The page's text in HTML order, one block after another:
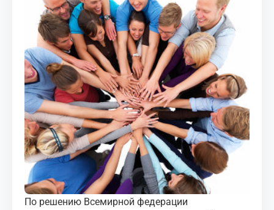
ПЕРСОНАЛИИ
МЕДИА
КОРТЫ
КОНТАКТЫ
UZ-PIN
По решению Всемирной федерации